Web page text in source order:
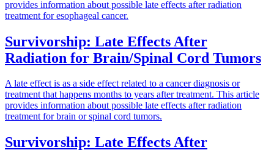
provides information about possible late effects after radiation
treatment for esophageal cancer.
Survivorship: Late Effects After
Radiation for Brain/Spinal Cord Tumors
A late effect is as a side effect related to a cancer diagnosis or
treatment that happens months to years after treatment. This article
provides information about possible late effects after radiation
treatment for brain or spinal cord tumors.
Survivorship: Late Effects After